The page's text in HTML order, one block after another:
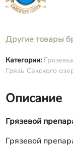
Другие товары
Категории:
Грязь Сакского
Описание
Грязевой
Грязевой